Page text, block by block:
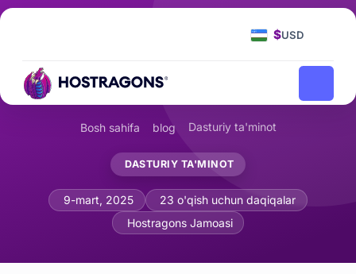
$USD
Bosh sahifa blog Dasturiy ta'minot
DASTURIY TA'MINOT
Algoritma Qiyosiyati (Big O
9-mart, 2025
23 o'qish uchun daqiqalar
Hostragons Jamoasi